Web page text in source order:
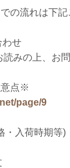
の流れは下記
わせ
みの上、お
意点※
page/9
・入荷時期等)